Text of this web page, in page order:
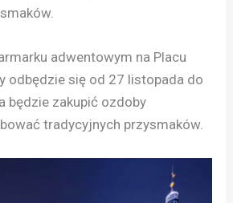
adwentowym na Placu
odbędzie się od 27 listopada do
będzie zakupić ozdoby
tradycyjnych przysmaków.